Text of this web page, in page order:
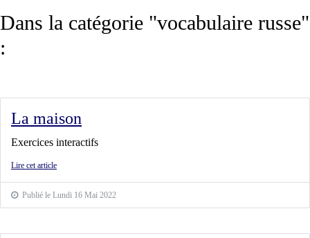
Dans la catégorie "vocabulaire russe"
:
La maison
Exercices interactifs
Lire cet article
Publié le Lundi 16 Mai 2022